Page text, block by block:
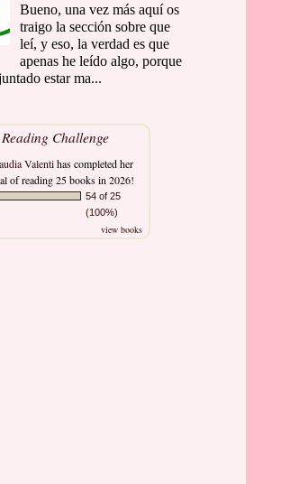
Bueno, una vez más aquí os
traigo la sección sobre que
leí, y eso, la verdad es que
apenas he leído algo, porque
estar ma...
Challenge
Valentihas completed her
of reading 25 books in 2026!
54 of 25
(100%)
view books